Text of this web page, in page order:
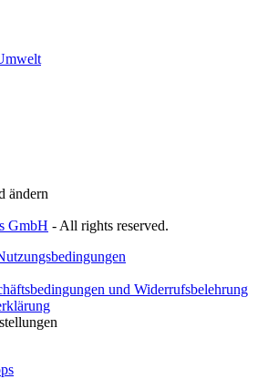
ändern
GmbH - All rights reserved.
und Widerrufsbelehrung